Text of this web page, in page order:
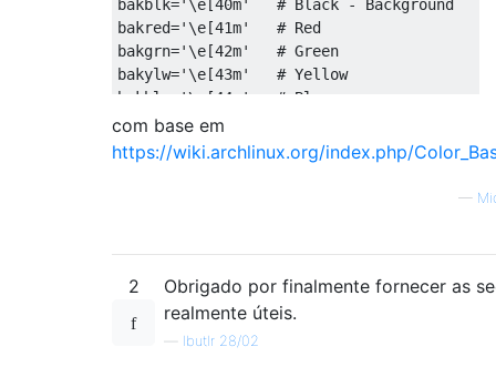
bakblk='\e[40m'
# Black - Background
bakred='\e[41m'
# Red
bakgrn='\e[42m'
# Green
bakylw='\e[43m'
# Yellow
bakblu
'\e[44m'
# Blue
bakpur='\e[45m'
bakcyn= '\e[46m'
# Cyan
bakwht
# White
com base em
https://wiki.archlinux.org/index.php/
—
2
Obrigado por finalmente fornecer as
realmente úteis.
lbutlr 28/02